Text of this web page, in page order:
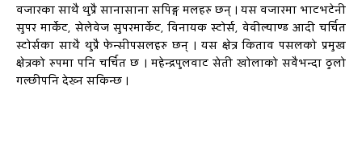
वजारका साथै थुप्रै सानासाना सपिङ्ग मलहरु छन् । यस वजारमा भाटभटेनी
सुपर मार्केट, सेलेवेज सुपरमार्केट, विनायक स्टोर्स, वेवील्याण्ड आदी चर्चित
स्टोर्सका साथै थुप्रै फेन्सीपसलहरु छन् । यस क्षेत्र किताव पसलको प्रमुख
क्षेत्रको रुपमा पनि चर्चित छ । महेन्द्रपुलवाट सेती खोलाको सवैभन्दा ठुलो
गल्छीपनि देख्न सकिन्छ ।